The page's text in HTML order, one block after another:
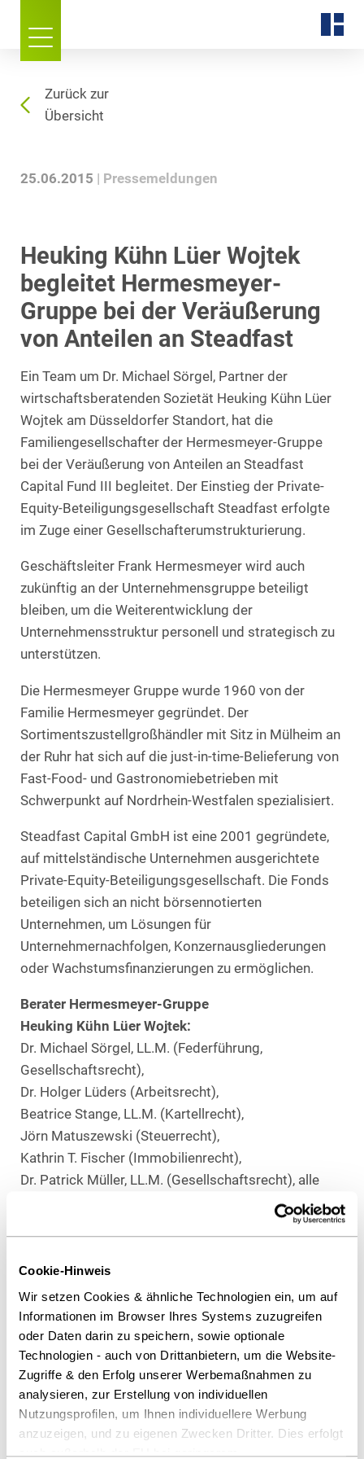
Cookie-Hinweis
Wir setzen Cookies & ähnliche Technologien ein, um auf
Informationen im Browser Ihres Systems zuzugreifen
oder Daten darin zu speichern, sowie optionale
Technologien - auch von Drittanbietern, um die Website-
Zugriffe & den Erfolg unserer Werbemaßnahmen zu
analysieren, zur Erstellung von individuellen
Nutzungsprofilen, um Ihnen individuellere Werbung
anzuzeigen, und zu eigenen Zwecken Dritter. Dies erfolgt
auch außerhalb der EU bei geringerem
Zurück zur
Übersicht
25.06.2015 Pressemeldungen
Heuking Kühn Lüer Wojtek
begleitet Hermesmeyer-
Gruppe bei der Veräußerung
von Anteilen an Steadfast
Ein Team um Dr. Michael Sörgel, Partner der
wirtschaftsberatenden Sozietät Heuking Kühn Lüer
Wojtek am Düsseldorfer Standort, hat die
Familiengesellschafter der Hermesmeyer-Gruppe
bei der Veräußerung von Anteilen an Steadfast
Capital Fund III begleitet. Der Einstieg der Private-
Equity-Beteiligungsgesellschaft Steadfast erfolgte
im Zuge einer Gesellschafterumstrukturierung.
Geschäftsleiter Frank Hermesmeyer wird auch
zukünftig an der Unternehmensgruppe beteiligt
bleiben, um die Weiterentwicklung der
Unternehmensstruktur personell und strategisch zu
unterstützen.
Die Hermesmeyer Gruppe wurde 1960 von der
Familie Hermesmeyer gegründet. Der
Sortimentszustellgroßhändler mit Sitz in Mülheim an
der Ruhr hat sich auf die just-in-time-Belieferung von
Fast-Food- und Gastronomiebetrieben mit
Schwerpunkt auf Nordrhein-Westfalen spezialisiert.
Steadfast Capital GmbH ist eine 2001 gegründete,
auf mittelständische Unternehmen ausgerichtete
Private-Equity-Beteiligungsgesellschaft. Die Fonds
beteiligen sich an nicht börsennotierten
Unternehmen, um Lösungen für
Unternehmernachfolgen, Konzernausgliederungen
oder Wachstumsfinanzierungen zu ermöglichen.
Berater Hermesmeyer-Gruppe
Heuking Kühn Lüer Wojtek:
Dr. Michael Sörgel, LL.M. (Federführung,
Gesellschaftsrecht),
Dr. Holger Lüders (Arbeitsrecht),
Beatrice Stange, LL.M. (Kartellrecht),
Jörn Matuszewski (Steuerrecht),
Kathrin T. Fischer (Immobilienrecht),
Dr. Patrick Müller, LL.M. (Gesellschaftsrecht), alle
Diesen Artikel teilen
Gesellschaftsrecht / M&A